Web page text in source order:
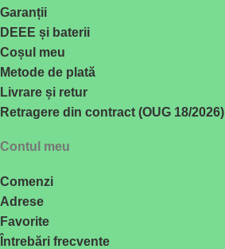
Garanții
DEEE și baterii
Coșul meu
Metode de plată
Livrare și retur
Retragere din contract (OUG 18/2026)
Contul meu
Comenzi
Adrese
Favorite
Întrebări frecvente